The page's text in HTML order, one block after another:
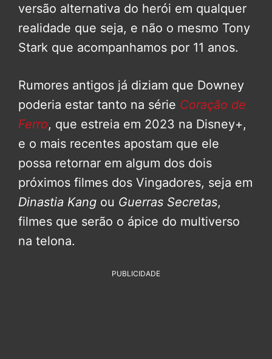
versão alternativa do herói em qualquer
realidade que seja, e não o mesmo Tony
Stark que acompanhamos por 11 anos.
Rumores antigos já diziam que Downey
poderia estar tanto na série Coração de
Ferro, que estreia em 2023 na Disney+,
e o mais recentes apostam que ele
possa retornar em algum dos dois
próximos filmes dos Vingadores, seja em
Dinastia Kang ou Guerras Secretas,
filmes que serão o ápice do multiverso
na telona.
PUBLICIDADE